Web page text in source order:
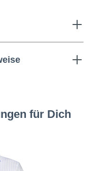
für Dich